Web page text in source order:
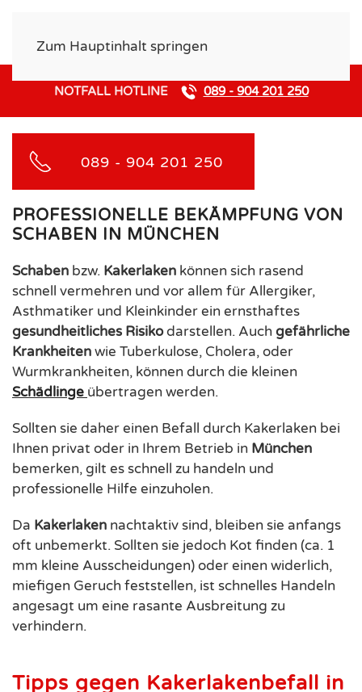
Zum Hauptinhalt springen
NOTFALL HOTLINE 089 - 904 201 250
089 - 904 201 250
PROFESSIONELLE BEKÄMPFUNG VON
SCHABEN IN MÜNCHEN
Schaben bzw. Kakerlaken können sich rasend
schnell vermehren und vor allem für Allergiker,
Asthmatiker und Kleinkinder ein ernsthaftes
gesundheitliches Risikodarstellen. Auch gefährliche
Krankheitenwie Tuberkulose, Cholera, oder
Wurmkrankheiten, können durch die kleinen
Schädlinge übertragen werden.
Sollten sie daher einen Befall durch Kakerlaken bei
Ihnen privat oder in Ihrem Betrieb in München
bemerken, gilt es schnell zu handeln und
professionelle Hilfe einzuholen.
Da Kakerlaken nachtaktiv sind, bleiben sie anfangs
oft unbemerkt. Sollten sie jedoch Kot finden (ca. 1
mm kleine Ausscheidungen) oder einen widerlich,
miefigen Geruch feststellen, ist schnelles Handeln
angesagt um eine rasante Ausbreitung zu
verhindern.
Tipps gegen Kakerlakenbefall in